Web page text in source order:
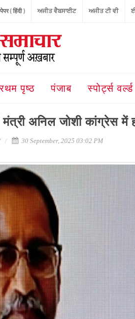
( हिंदी ) ਅਜੀਤ ਵੈਬਸਾਈਟ ਅਜੀਤ ਟੀ ਵੀ
पृष्ठ पंजाब स्पोर्ट्स वर्ल्ड
मंत्री अनिल जोशी कांग्रेस में
30 September, 2025 03:02 PM